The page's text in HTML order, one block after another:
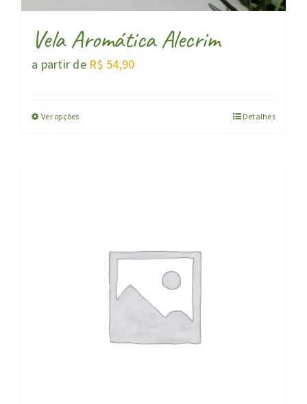
Vela Aromática Alecrim
a partir de R$ 54,90
Ver opções Detalhes